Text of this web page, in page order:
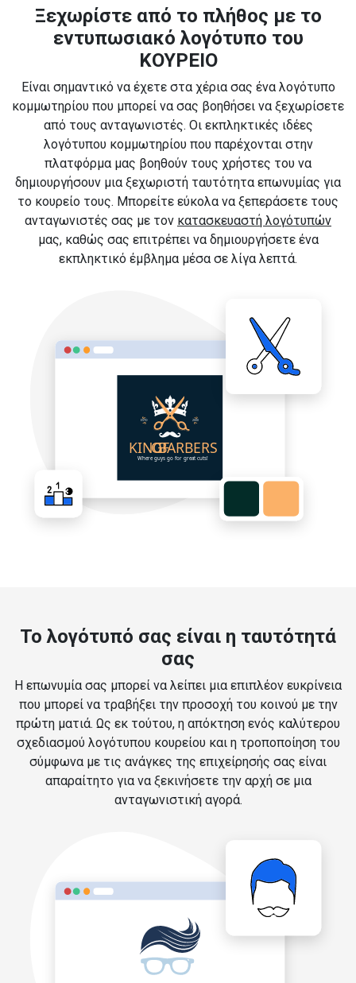
Ξεχωρίστε από το πλήθος με το
εντυπωσιακό λογότυπο του
ΚΟΥΡΕΙΟ
Είναι σημαντικό να έχετε στα χέρια σας ένα λογότυπο
κομμωτηρίου που μπορεί να σας βοηθήσει να ξεχωρίσετε
από τους ανταγωνιστές. Οι εκπληκτικές ιδέες
λογότυπου κομμωτηρίου που παρέχονται στην
πλατφόρμα μας βοηθούν τους χρήστες του να
δημιουργήσουν μια ξεχωριστή ταυτότητα επωνυμίας για
το κουρείο τους. Μπορείτε εύκολα να ξεπεράσετε τους
ανταγωνιστές σας με τον κατασκευαστή λογότυπών
μας, καθώς σας επιτρέπει να δημιουργήσετε ένα
εκπληκτικό έμβλημα μέσα σε λίγα λεπτά.
Το λογότυπό σας είναι η ταυτότητά
σας
Η επωνυμία σας μπορεί να λείπει μια επιπλέον ευκρίνεια
που μπορεί να τραβήξει την προσοχή του κοινού με την
πρώτη ματιά. Ως εκ τούτου, η απόκτηση ενός καλύτερου
σχεδιασμού λογότυπου κουρείου και η τροποποίηση του
σύμφωνα με τις ανάγκες της επιχείρησής σας είναι
απαραίτητο για να ξεκινήσετε την αρχή σε μια
ανταγωνιστική αγορά.